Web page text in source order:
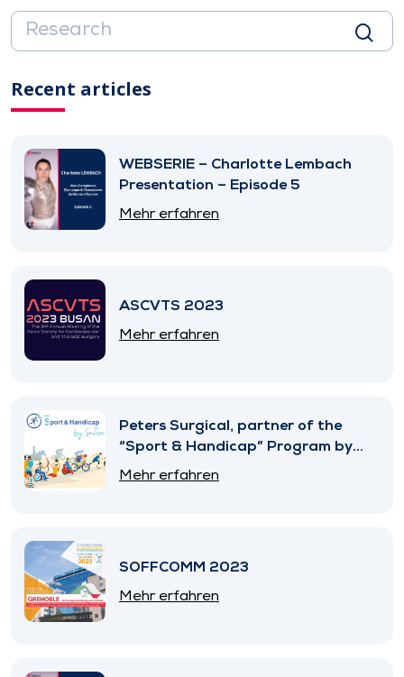
Recent articles
WEBSERIE – Charlotte Lembach
Presentation – Episode 5
Mehr erfahren
ASCVTS 2023
Mehr erfahren
Peters Surgical, partner of the
“Sport & Handicap” Program by
SNITEM
Mehr erfahren
SOFFCOMM 2023
Mehr erfahren